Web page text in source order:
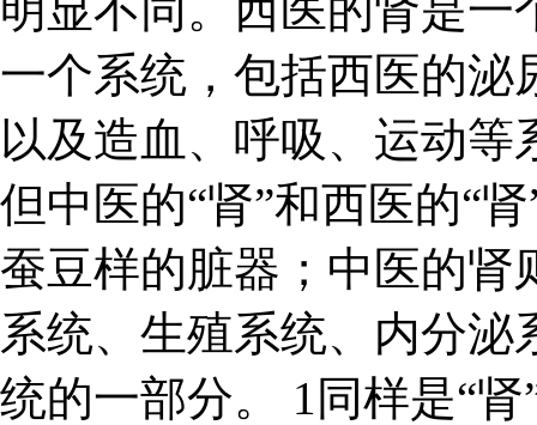
一个系统，包括西医的泌
以及造血、呼吸、运动等
但中医的“肾”和西医的“
蚕豆样的脏器；中医的肾
系统、生殖系统、内分
统的一部分。 1同样是“